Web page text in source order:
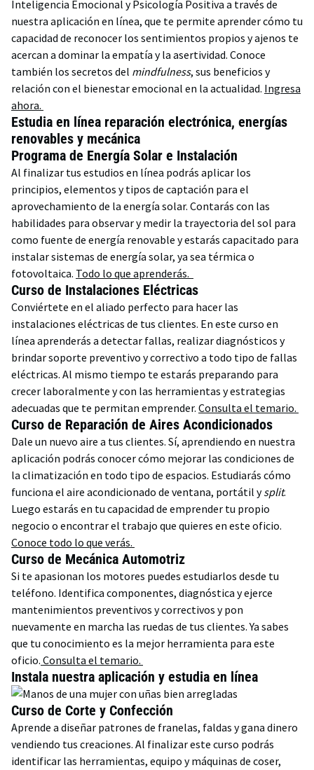
Inteligencia Emocional y Psicología Positiva a través de
nuestra aplicación en línea, que te permite aprender cómo tu
capacidad de reconocer los sentimientos propios y ajenos te
acercan a dominar la empatía y la asertividad. Conoce
también los secretos del mindfulness, sus beneficios y
relación con el bienestar emocional en la actualidad. Ingresa
ahora.
Estudia en línea reparación electrónica, energías
renovables y mecánica
Programa de Energía Solar e Instalación
Al finalizar tus estudios en línea podrás aplicar los
principios, elementos y tipos de captación para el
aprovechamiento de la energía solar. Contarás con las
habilidades para observar y medir la trayectoria del sol para
como fuente de energía renovable y estarás capacitado para
instalar sistemas de energía solar, ya sea térmica o
fotovoltaica. Todo lo que aprenderás.
Curso de Instalaciones Eléctricas
Conviértete en el aliado perfecto para hacer las
instalaciones eléctricas de tus clientes. En este curso en
línea aprenderás a detectar fallas, realizar diagnósticos y
brindar soporte preventivo y correctivo a todo tipo de fallas
eléctricas. Al mismo tiempo te estarás preparando para
crecer laboralmente y con las herramientas y estrategias
adecuadas que te permitan emprender. Consulta el temario.
Curso de Reparación de Aires Acondicionados
Dale un nuevo aire a tus clientes. Sí, aprendiendo en nuestra
aplicación podrás conocer cómo mejorar las condiciones de
la climatización en todo tipo de espacios. Estudiarás cómo
funciona el aire acondicionado de ventana, portátil ysplit.
Luego estarás en tu capacidad de emprender tu propio
negocio o encontrar el trabajo que quieres en este oficio.
Conoce todo lo que verás.
Curso de Mecánica Automotriz
Si te apasionan los motores puedes estudiarlos desde tu
teléfono. Identifica componentes, diagnóstica y ejerce
mantenimientos preventivos y correctivos y pon
nuevamente en marcha las ruedas de tus clientes. Ya sabes
que tu conocimiento es la mejor herramienta para este
oficio. Consulta el temario.
Instala nuestra aplicación y estudia en línea
Curso de Corte y Confección
Aprende a diseñar patrones de franelas, faldas y gana dinero
vendiendo tus creaciones. Al finalizar este curso podrás
identificar las herramientas, equipo y máquinas de coser,